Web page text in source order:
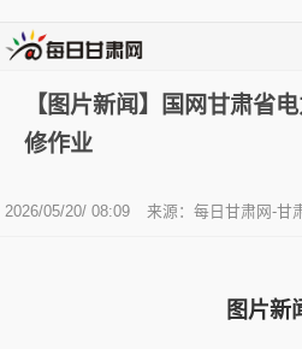
【图片新闻】国网甘肃省
修作业
2026/05/20/ 08:09 来源：每日甘肃网-甘
图片新